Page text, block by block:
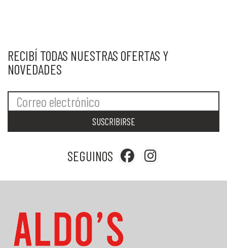
RECIBÍ TODAS NUESTRAS OFERTAS Y
NOVEDADES
SUSCRIBIRSE
SEGUINOS